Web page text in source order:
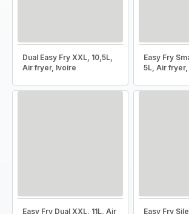
Dual Easy Fry XXL, 10,5L,
Air fryer, Ivoire
Easy Fry
5L, Air
Easy Fry Dual XXL, 11L, Air
Easy Fry